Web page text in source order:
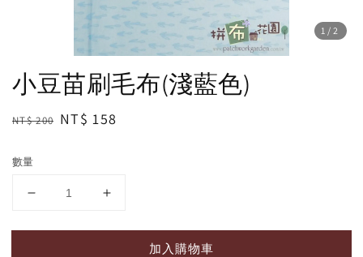
1 /2
小豆苗刷毛布(淺藍色)
Regular
NT$ 200 Sale
NT$ 158
數量
加入購物車